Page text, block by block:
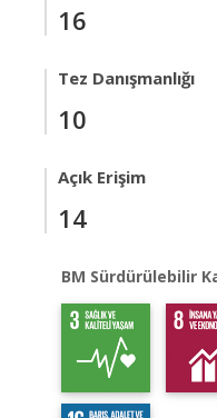
16
Tez Danışmanlığı
10
Açık Erişim
14
BM Sürdürülebilir